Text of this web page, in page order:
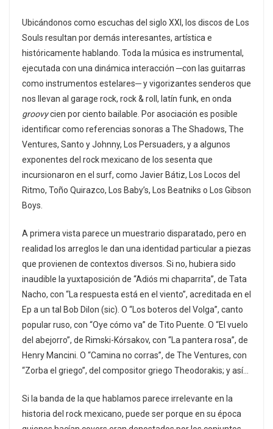
Ubicándonos como escuchas del siglo XXI, los discos de Los
Souls resultan por demás interesantes, artística e
históricamente hablando. Toda la música es instrumental,
ejecutada con una dinámica interacción ─con las guitarras
como instrumentos estelares─ y vigorizantes senderos que
nos llevan al garage rock, rock & roll, latín funk, en onda
groovycien por ciento bailable. Por asociación es posible
identificar como referencias sonoras a The Shadows, The
Ventures, Santo y Johnny, Los Persuaders, y a algunos
exponentes del rock mexicano de los sesenta que
incursionaron en el surf, como Javier Bátiz, Los Locos del
Ritmo, Toño Quirazco, Los Baby’s, Los Beatniks o Los Gibson
Boys.
A primera vista parece un muestrario disparatado, pero en
realidad los arreglos le dan una identidad particular a piezas
que provienen de contextos diversos. Si no, hubiera sido
inaudible la yuxtaposición de “Adiós mi chaparrita”, de Tata
Nacho, con “La respuesta está en el viento”, acreditada en el
Ep a un tal Bob Dilon (sic). O “Los boteros del Volga”, canto
popular ruso, con “Oye cómo va” de Tito Puente. O “El vuelo
del abejorro”, de Rimski-Kórsakov, con “La pantera rosa”, de
Henry Mancini. O “Camina no corras”, de The Ventures, con
“Zorba el griego”, del compositor griego Theodorakis; y así…
Si la banda de la que hablamos parece irrelevante en la
historia del rock mexicano, puede ser porque en su época